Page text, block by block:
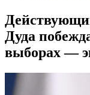
Дуда
выборах —